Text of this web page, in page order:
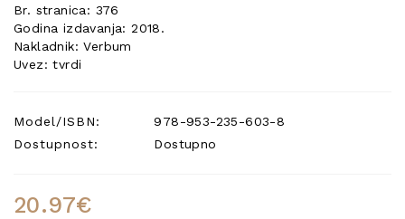
Br. stranica: 376
Godina izdavanja: 2018.
Nakladnik: Verbum
Uvez: tvrdi
Model/ISBN:
978-953-235-603-8
Dostupnost:
Dostupno
20.97€